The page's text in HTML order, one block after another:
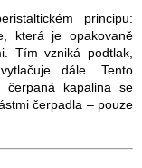
principu:
která je opakovaně
Tím vzniká podtlak,
dále. Tento
čerpaná kapalina se
čerpadla – pouze